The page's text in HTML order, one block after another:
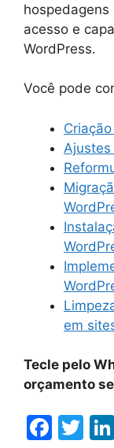
acesso e
WordPress.
Você pode
Ajustes
em
Tecle pelo
orçamento
F
T